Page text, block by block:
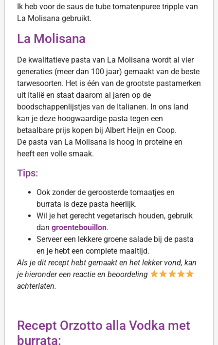
Ik heb voor de saus de tube tomatenpuree tripple van
La Molisana gebruikt.
La Molisana
De kwalitatieve pasta van La Molisana wordt al vier
generaties (meer dan 100 jaar) gemaakt van de beste
tarwesoorten. Het is één van de grootste pastamerken
uit Italië en staat daarom al jaren op de
boodschappenlijstjes van de Italianen. In ons land
kan je deze hoogwaardige pasta tegen een
betaalbare prijs kopen bij Albert Heijn en Coop.
De pasta van La Molisana is hoog in proteïne en
heeft een volle smaak.
Tips:
Ook zonder de geroosterde tomaatjes en
burrata is deze pasta heerlijk.
Wil je het gerecht vegetarisch houden, gebruik
dan groentebouillon.
Serveer een lekkere groene salade bij de pasta
en je hebt een complete maaltijd.
Als je dit recept hebt gemaakt en het lekker vond, kan
je hieronder een reactie en beoordeling
achterlaten.
Recept Orzotto alla Vodka met
burrata: